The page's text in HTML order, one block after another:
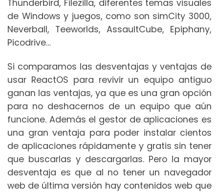
Thunderbird, Filezilla, diferentes temas visuales
de Windows y juegos, como son simCity 3000,
Neverball, Teeworlds, AssaultCube, Epiphany,
Picodrive…
Si comparamos las desventajas y ventajas de
usar ReactOS para revivir un equipo antiguo
ganan las ventajas, ya que es una gran opción
para no deshacernos de un equipo que aún
funcione. Además el gestor de aplicaciones es
una gran ventaja para poder instalar cientos
de aplicaciones rápidamente y gratis sin tener
que buscarlas y descargarlas. Pero la mayor
desventaja es que al no tener un navegador
web de última versión hay contenidos web que